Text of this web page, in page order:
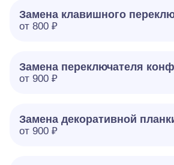
Замена клавишного
от 800 ₽
Замена переключателя
от 900 ₽
Замена декоративной
от 900 ₽